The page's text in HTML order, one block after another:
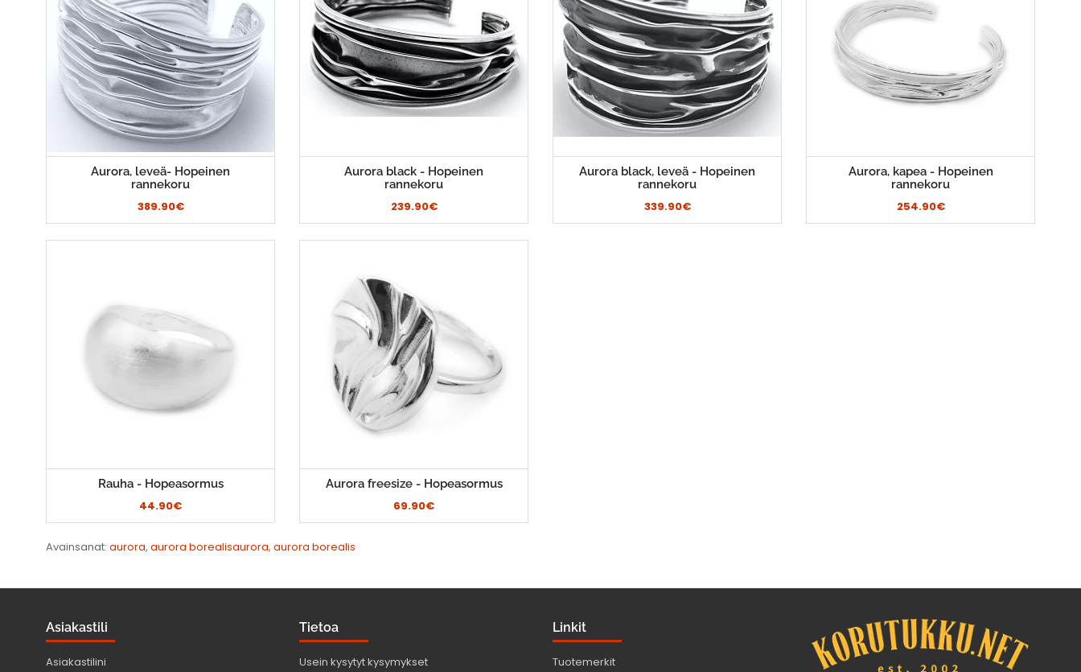
Aurora, leveä- Hopeinen
rannekoru
389.90€
Aurora black - Hopeinen
rannekoru
239.90€
Aurora black, leveä - Hopeinen
rannekoru
339.90€
Aurora, kapea - Hopeinen
rannekoru
254.90€
Rauha - Hopeasormus
44.90€
Aurora freesize - Hopeasormus
69.90€
Avainsanat: aurora, aurora borealisaurora, aurora borealis
Asiakastili
Asiakastilini
Tietoa
Usein kysytyt kysymykset
Linkit
Tuotemerkit